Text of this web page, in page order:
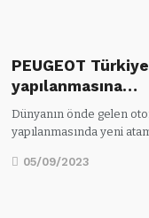
PEUGEOT
yapılanmasına…
Dünyanın önde gelen
yapılanmasında yeni
05/09/2023